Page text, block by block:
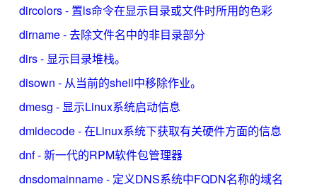
dircolors - 置ls命令在显示目录或文件时所用的色彩
dirname - 去除文件名中的非目录部分
dirs - 显示目录堆栈。
disown - 从当前的shell中移除作业。
dmesg - 显示Linux系统启动信息
dmidecode - 在Linux系统下获取有关硬件方面的信息
dnf - 新一代的RPM软件包管理器
dnsdomainname - 定义DNS系统中FQDN名称的域名